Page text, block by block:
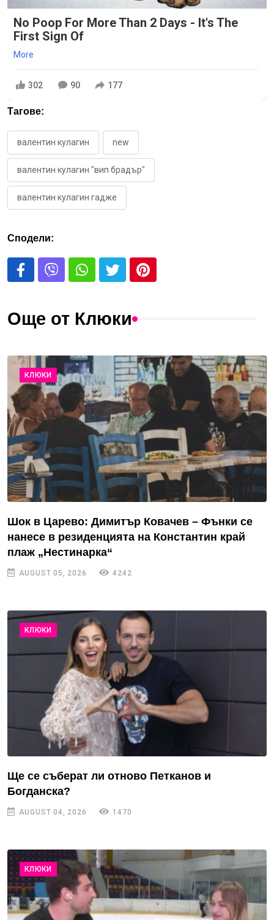
No Poop For More Than 2 Days - It's The
First Sign Of
More
302 90 177
Тагове:
валентин кулагин new
валентин кулагин "вип брадър"
валентин кулагин гадже
Сподели:
Още от Клюки
КЛЮКИ
Шок в Царево: Димитър Ковачев – Фънки се
нанесе в резиденцията на Константин край
плаж „Нестинарка“
AUGUST 05, 2026 4242
КЛЮКИ
Ще се съберат ли отново Петканов и
Богданска?
AUGUST 04, 2026 1470
КЛЮКИ